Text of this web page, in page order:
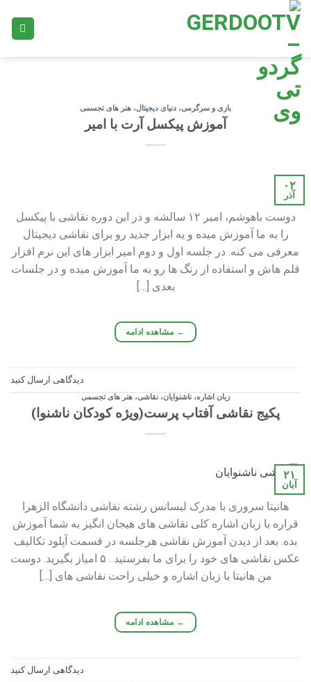
Skip
content
بازی و سرگرمی، دنیای دیجیتال، هنر های تجسمی
آموزش پیکسل آرت با امیر
۰۲
آذر
دوست باهوشم، امیر ۱۲ سالشه و در این دوره نقاشی با پیکسل
را به ما آموزش میده و یه ابزار جدید رو برای نقاشی دیجیتال
معرفی می کنه. در جلسه اول و دوم امیر ابزار های این نرم افزار
قلم هاش و استفاده از رنگ ها رو به ما آموزش میده و در جلسات
بعدی […]
← مشاهده ادامه
دیدگاهی ارسال کنید
زبان اشاره، ناشنوایان، نقاشی، هنر های تجسمی
پکیج نقاشی آفتاب پرست(ویژه کودکان ناشنوا)
۲۱
آبان
هانیتا سروری با مدرک لیسانس رشته نقاشی دانشگاه الزهرا
قراره با زبان اشاره کلی نقاشی های هیجان انگیز به شما آموزش
بده. بعد از دیدن آموزش نقاشی هرجلسه در قسمت آپلود تکالیف
عکس نقاشی های خود را برای ما بفرستید . ۵ امیاز بگیرید. دوست
من هانیتا با زبان اشاره و خیلی راحت نقاشی های […]
← مشاهده ادامه
دیدگاهی ارسال کنید